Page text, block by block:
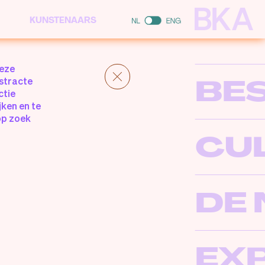
KUNSTENAARS
DE
en te
zoek